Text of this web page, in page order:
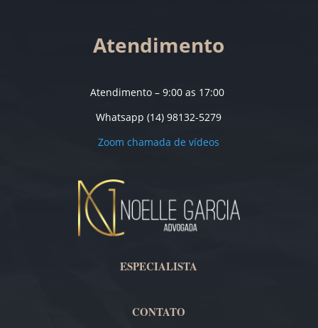
Atendimento
Atendimento – 9:00 as 17:00
Whatsapp (14) 98132-5279
Zoom chamada de vídeos
ESPECIALISTA
CONTATO